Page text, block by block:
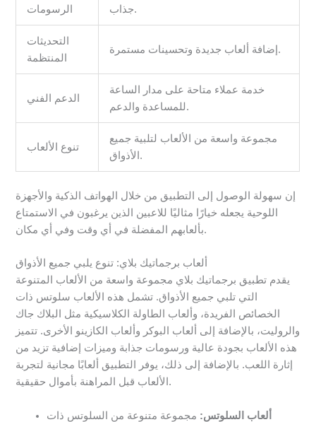
الرسومات
جذاب.
التحديثات
المنتظمة
إضافة ألعاب جديدة وتحسينات مستمرة.
الدعم الفني
خدمة عملاء متاحة على مدار الساعة
للمساعدة والدعم.
تنوع الألعاب
مجموعة واسعة من الألعاب لتلبية جميع
الأذواق.
إن سهولة الوصول إلى التطبيق من خلال الهواتف الذكية والأجهزة
اللوحية يجعله خيارًا مثاليًا للاعبين الذين يرغبون في الاستمتاع
بألعابهم المفضلة في أي وقت وفي أي مكان.
ألعاب برجماتيك بلاي: تنوع يلبي جميع الأذواق
يقدم تطبيق برجماتيك بلاي مجموعة واسعة من الألعاب المتنوعة
التي تلبي جميع الأذواق. تشمل هذه الألعاب سلوتس ذات
الخصائص الفريدة، وألعاب الطاولة الكلاسيكية مثل البلاك جاك
والروليت، بالإضافة إلى ألعاب البوكر وألعاب الكازينو الأخرى. تتميز
هذه الألعاب بجودة عالية ورسومات جذابة وميزات إضافية تزيد من
إثارة اللعب. بالإضافة إلى ذلك، يوفر التطبيق ألعابًا مجانية لتجربة
الألعاب قبل المراهنة بأموال حقيقية.
ألعاب السلوتس: مجموعة متنوعة من السلوتس ذات